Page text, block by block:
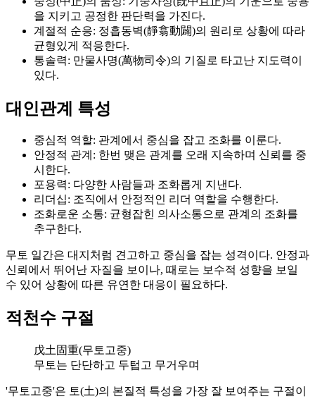
을 지키고 공정한 판단력을 가진다.
계절적 순응: 정흡동벽(靜翕動闢)의 원리로 상황에 따라
균형있게 적응한다.
통솔력: 만물사명(萬物司令)의 기질로 타고난 지도력이
있다.
대인관계 특성
중심적 역할: 관계에서 중심을 잡고 조화를 이룬다.
안정적 관계: 한번 맺은 관계를 오래 지속하며 신뢰를 중
시한다.
포용력: 다양한 사람들과 조화롭게 지낸다.
리더십: 조직에서 안정적인 리더 역할을 수행한다.
조화로운 소통: 균형잡힌 의사소통으로 관계의 조화를
추구한다.
무토 일간은 대지처럼 견고하고 중심을 잡는 성격이다. 안정과
신뢰에서 뛰어난 자질을 보이나, 때로는 보수적 성향을 보일
수 있어 상황에 따른 유연한 대응이 필요하다.
적천수 구절
戊土固重(무토고중)
무토는 단단하고 두텁고 무거우며
'무토고중'은 토(土)의 본질적 특성을 가장 잘 보여주는 구절이